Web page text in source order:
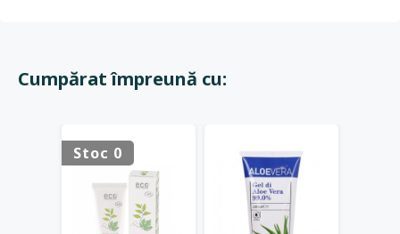
Cumpărat împreună cu:
Stoc 0